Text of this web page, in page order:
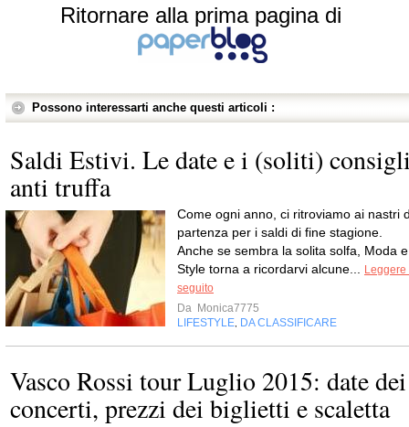
Ritornare alla prima pagina di
Possono interessarti anche questi articoli :
Saldi Estivi. Le date e i (soliti)
anti truffa
Come ogni anno, ci ritroviamo ai nastri
partenza per i saldi di fine stagione.
Anche se sembra la solita solfa, Moda e
Style torna a ricordarvi alcune...
Leggere
seguito
Da Monica7775
LIFESTYLE DA CLASSIFICARE
Vasco Rossi tour Luglio 2015: date dei
concerti, prezzi dei biglietti e scaletta